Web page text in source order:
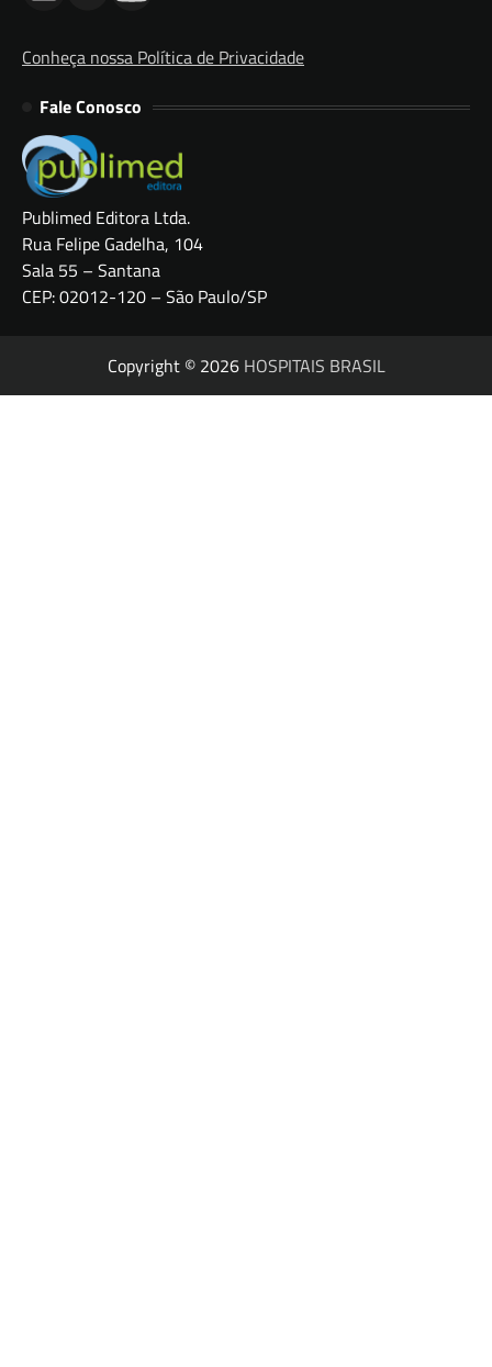
Conheça nossa Política de Privacidade
Fale Conosco
Publimed Editora Ltda.
Rua Felipe Gadelha, 104
Sala 55 – Santana
CEP: 02012-120 – São Paulo/SP
Copyright © 2026 HOSPITAIS BRASIL